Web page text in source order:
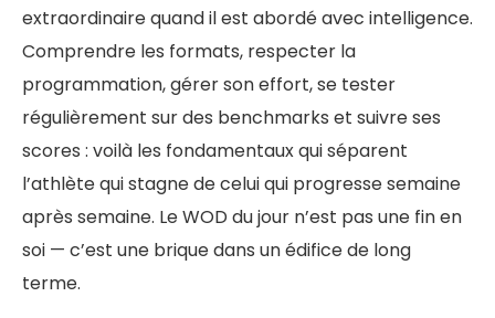
extraordinaire quand il est abordé avec intelligence.
Comprendre les formats, respecter la
programmation, gérer son effort, se tester
régulièrement sur des benchmarks et suivre ses
scores : voilà les fondamentaux qui séparent
l’athlète qui stagne de celui qui progresse semaine
après semaine. Le WOD du jour n’est pas une fin en
soi — c’est une brique dans un édifice de long
terme.